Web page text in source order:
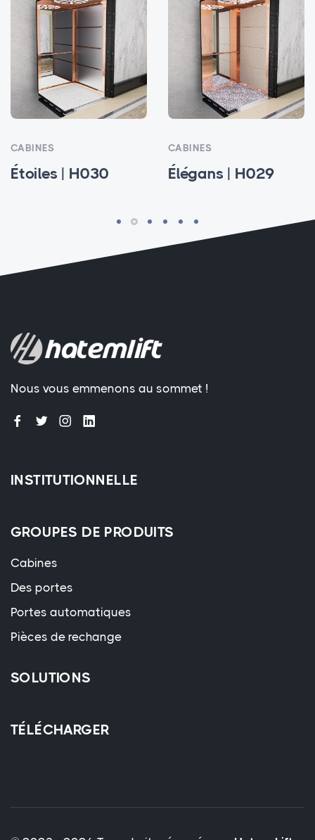
CABINES
Étoiles | H030
CABINES
Élégans | H029
Nous vous emmenons au sommet !
INSTITUTIONNELLE
GROUPES DE PRODUITS
Cabines
Des portes
Portes automatiques
Pièces de rechange
SOLUTIONS
TÉLÉCHARGER